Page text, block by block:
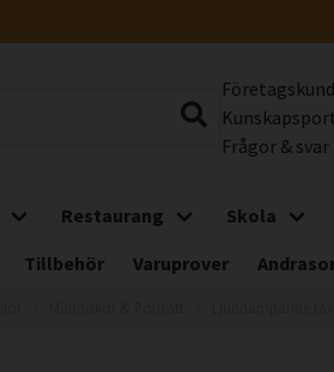
Frågor & svar
Restaurang Skola
Tillbehör Varuprover